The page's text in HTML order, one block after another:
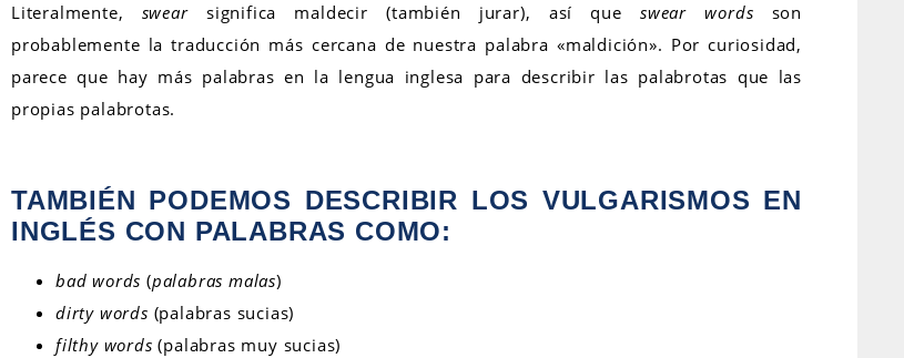
Literalmente, swearsignifica maldecir (también jurar), así queswear words son
probablemente la traducción más cercana de nuestra palabra «maldición». Por curiosidad,
parece que hay más palabras en la lengua inglesa para describir las palabrotas que las
propias palabrotas.
TAMBIÉN PODEMOS DESCRIBIR LOS VULGARISMOS EN
INGLÉS CON PALABRAS COMO:
bad words (palabras malas)
dirty words (palabras sucias)
filthy words (palabras muy sucias)